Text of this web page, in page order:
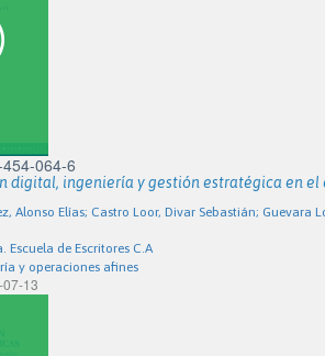
064-6
digital, ingeniería y gestión estratégica en
Alonso Elías; Castro Loor, Divar Sebastián;
Escuela de Escritores C.A
y operaciones afines
13